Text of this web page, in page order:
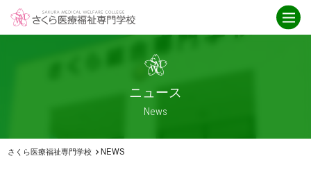
学校紹介
アクセス
ニュース
ニュース一覧
介護福祉科
救急救命科
ニュース
News
さくら医療福祉専門学校 NEWS